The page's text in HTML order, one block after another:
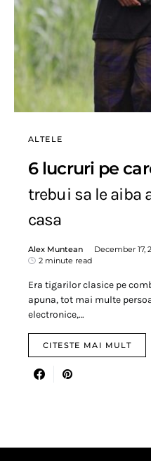
ALTELE
6 lucruri pe
trebui sa le aiba
casa
Alex Muntean December 17,
2 minute read
Era tigarilor clasice pe
apuna, tot mai multe
electronice,…
CITESTE MAI MULT